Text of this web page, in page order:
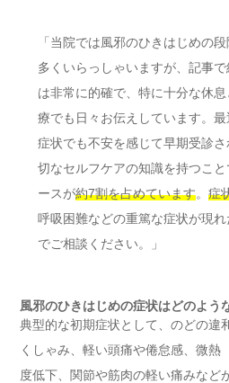
「当院では風邪のひきはじめの
多くいらっしゃいますが、記事
は非常に的確で、特に十分な休
療でも日々お伝えしています。
症状でも不安を感じて早期受診
切なセルフケアの知識を持つこ
ースが約7割を占めています。 症
呼吸困難などの重篤な症状が現
でご相談ください。」
風邪のひきはじめの症状はどのよう
典型的な初期症状として、のどの違
くしゃみ、軽い頭痛や倦怠感、微熱
度低下、関節や筋肉の軽い痛みなど